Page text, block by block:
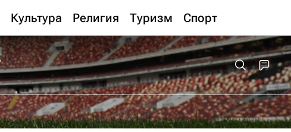
Культура Религия Туризм Спорт